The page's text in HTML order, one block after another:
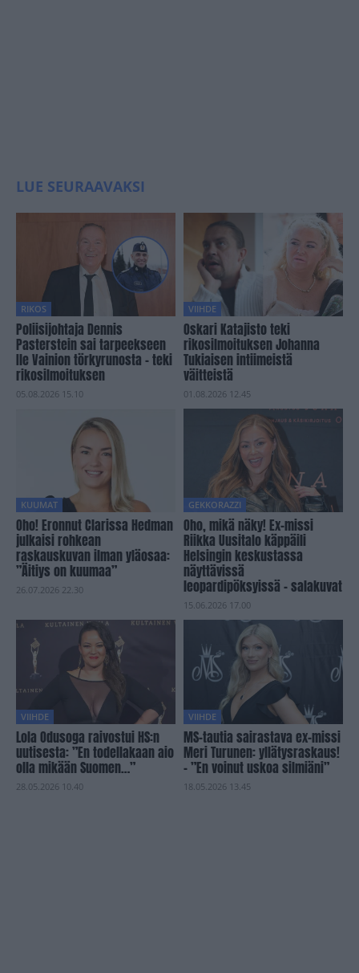
LUE SEURAAVAKSI
RIKOS
Poliisijohtaja Dennis
Pasterstein sai tarpeekseen
Ile Vainion törkyrunosta – teki
rikosilmoituksen
05.08.2026 15.10
VIIHDE
Oskari Katajisto teki
rikosilmoituksen Johanna
Tukiaisen intiimeistä
väitteistä
01.08.2026 12.45
KUUMAT
Oho! Eronnut Clarissa Hedman
julkaisi rohkean
raskauskuvan ilman yläosaa:
”Äitiys on kuumaa”
26.07.2026 22.30
GEKKORAZZI
Oho, mikä näky! Ex-missi
Riikka Uusitalo käppäili
Helsingin keskustassa
näyttävissä
leopardipöksyissä – salakuvat
15.06.2026 17.00
VIIHDE
Lola Odusoga raivostui HS:n
uutisesta: ”En todellakaan aio
olla mikään Suomen…”
28.05.2026 10.40
VIIHDE
MS-tautia sairastava ex-missi
Meri Turunen: yllätysraskaus!
– ”En voinut uskoa silmiäni”
18.05.2026 13.45